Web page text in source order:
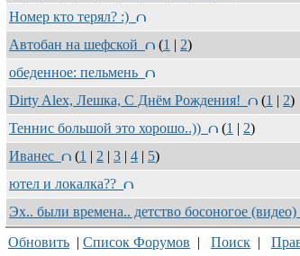
Номер кто терял? :)
Автобан на шефской
(1 | 2)
обеденное: пельмень
Dirty Alex, Лешка, С Днём Рождения!
(1 | 2)
Теннис большой это хорошо..))
(1 | 2)
Иванес
(1 | 2 | 3 | 4 | 5)
ютел и локалка??
Эх.. были времена.. детство босоногое (видео)
Обновить | Список Форумов | Поиск |